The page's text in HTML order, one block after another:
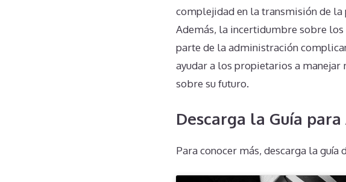
complejidad en la transmisión de
Además, la incertidumbre sobre
parte de la administración
ayudar a los propietarios a
sobre su futuro.
Descarga la Guía
Para conocer más, descarga la